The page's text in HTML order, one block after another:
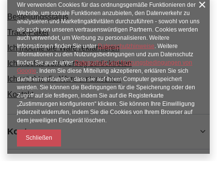
Bestellungsstatus
Track-Paket
Ich möchte die Ware reklamieren
Ich möchte vom Vertrag zurücktreten
Ich möchte die Ware umtauschen
Kontakt
Konto
Wir verwenden Cookies für das ordnungsgemäße Funktionieren der
Website, um soziale Funktionen anzubieten, den Datenverkehr zu
analysieren und Marketingaktivitäten durchzuführen - sowohl von uns
als auch von unseren vertrauenswürdigen Partnern. Cookies werden
auch verwendet, um Werbung zu personalisieren. Weitere
Informationen finden Sie unterDatenschutzhinweise. Weitere
Informationen zu den Nutzungsbedingungen und zum Datenschutz
finden Sie auch unterDatenschutz und Nutzungsbedingungen von
Google. Indem Sie diese Mitteilung akzeptieren, erklären Sie sich
damit einverstanden, dass sie auf Ihrem Computer gespeichert
werden. Sie können die Bedingungen für die Speicherung oder den
Zugriff auf sie festlegen, indem Sie auf die Registerkarte
„Zustimmungen konfigurieren“ klicken. Sie können Ihre Einwilligung
jederzeit widerrufen, indem Sie die Cookies von Ihrem Browser auf
dem jeweiligen Endgerät löschen.
Schließen